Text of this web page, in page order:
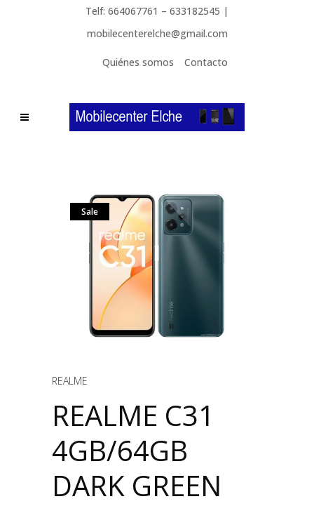
Telf: 664067761 – 633182545 |
mobilecenterelche@gmail.com
Quiénes somos Contacto
Sale
REALME
REALME C31
4GB/64GB
DARK GREEN